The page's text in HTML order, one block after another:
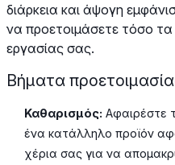
διάρκεια και άψογη
να προετοιμάσετε τόσο
εργασίας σας.
Βήματα
Καθαρισμός: Αφαιρέστε
ένα κατάλληλο προϊόν
χέρια σας για να